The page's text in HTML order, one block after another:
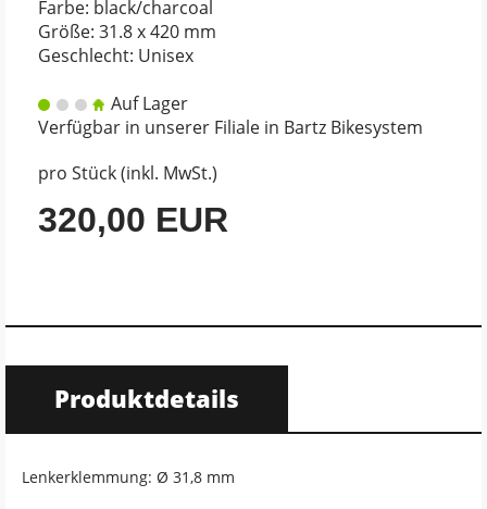
Farbe: black/charcoal
Größe: 31.8 x 420 mm
Geschlecht: Unisex
Auf Lager
Verfügbar in unserer Filiale in Bartz Bikesystem
pro Stück (inkl. MwSt.)
320,00 EUR
Produktdetails
Lenkerklemmung: Ø 31,8 mm